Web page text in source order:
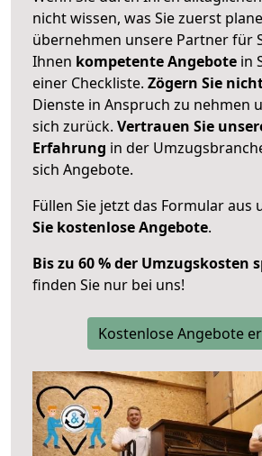
nicht wissen, was Sie zuerst
übernehmen unsere Partner für
Ihnen kompetente Angebote in
einer Checkliste. Zögern Sie
Dienste in Anspruch zu nehmen
sich zurück. Vertrauen Sie
Erfahrung in der
sich Angebote.
Füllen Sie jetzt das Formular aus
Sie kostenlose Angebote.
Bis zu 60 % der Umzugskosten
finden Sie nur bei uns!
Kostenlose Angebote